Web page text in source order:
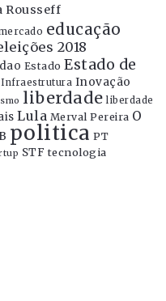
Rousseff
educação
2018
Estado Estado de
Infraestrutura Inovação
liberdade liberdade
Lula Merval Pereira O
politica PT
STF tecnologia